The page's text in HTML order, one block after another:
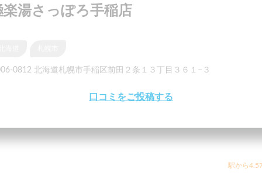
楽湯さっぽろ手稲店
0812 北海道札幌市手稲区前田２条１３丁目３６１−３
口コミをご投稿する
駅から